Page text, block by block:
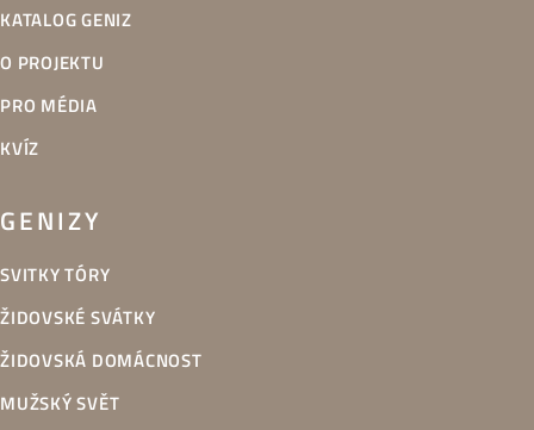
KATALOG GENIZ
O PROJEKTU
PRO MÉDIA
KVÍZ
GENIZY
SVITKY TÓRY
ŽIDOVSKÉ SVÁTKY
ŽIDOVSKÁ DOMÁCNOST
MUŽSKÝ SVĚT